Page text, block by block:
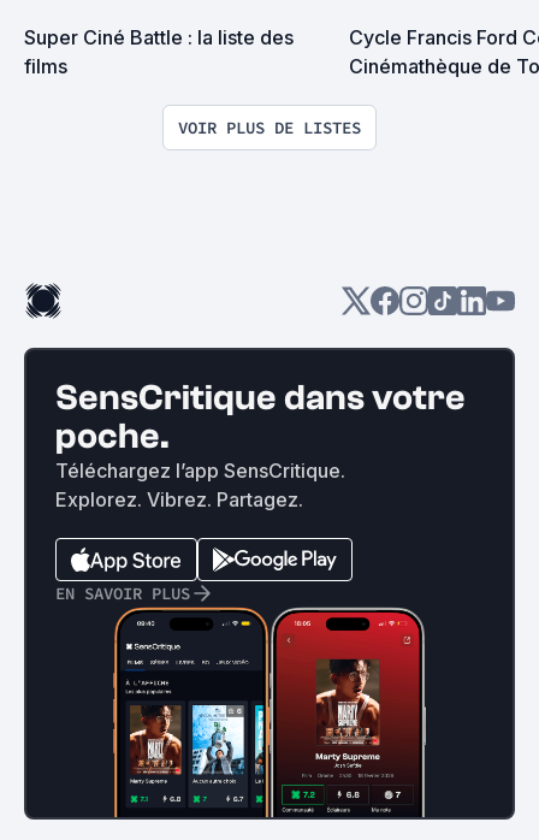
Super Ciné Battle : la liste des
films
Cycle Francis Ford
Cinémathèque de
VOIR PLUS DE LISTES
SensCritique dans votre
poche.
Téléchargez l’app SensCritique.
Explorez. Vibrez. Partagez.
EN SAVOIR PLUS